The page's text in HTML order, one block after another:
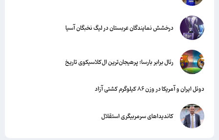
درخشش نمایندگان عربستان در لیگ نخبگان آسیا
رئال برابر بارسا؛ پرهیجان‌‌ترین ال‌کلاسیکوی تاریخ
دوئل ایران و آمریکا در وزن ۸۶ کیلوگرم کشتی آزاد
کاندیداهای سرمربیگری استقلال